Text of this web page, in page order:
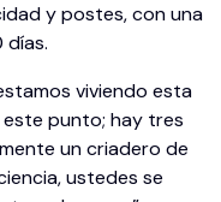
y postes, con una
viviendo esta
punto; hay tres
un criadero de
ustedes se